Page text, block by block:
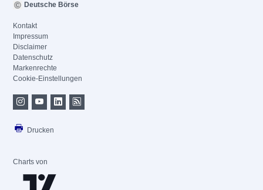
Deutsche Börse
Kontakt
Impressum
Disclaimer
Datenschutz
Markenrechte
Cookie-Einstellungen
Drucken
Charts von